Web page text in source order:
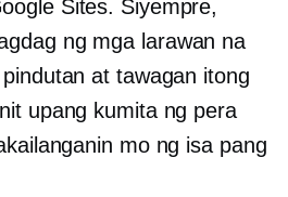
Sites. Siyempre,
ng mga larawan na
at tawagan itong
upang kumita ng pera
mo ng isa pang